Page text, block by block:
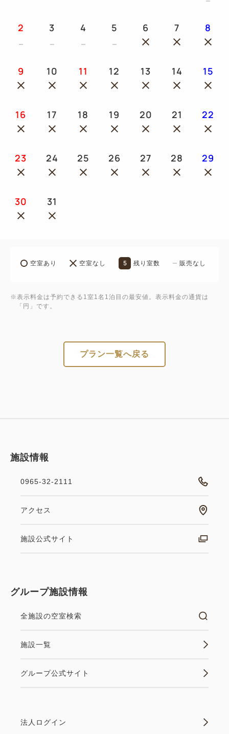
2 3 4 5 6 7 8
9 10 11 12 13 14 15
16 17 18 19 20 21 22
23 24 25 26 27 28 29
30 31
空室あり 空室なし 5 残り室数 販売なし
※表示料金は予約できる1室1名1泊目の最安値。表示料金の通貨は
「円」です。
プラン一覧へ戻る
施設情報
0965-32-2111
アクセス
施設公式サイト
グループ施設情報
全施設の空室検索
施設一覧
グループ公式サイト
法人ログイン